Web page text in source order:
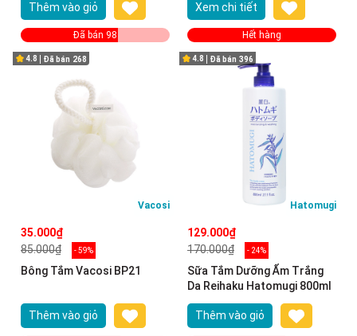
Thêm vào giỏ
Đã bán 98
Xem chi tiết
Hết hàng
4.8 Đã bán 268
Vacosi
35.000₫
85.000₫
- 59%
Bông Tắm Vacosi BP21
Thêm vào giỏ
4.8 Đã bán 396
Hatomugi
129.000₫
170.000₫
- 24%
Sữa Tắm Dưỡng Ẩm Trắng
Da Reihaku Hatomugi 800ml
Thêm vào giỏ